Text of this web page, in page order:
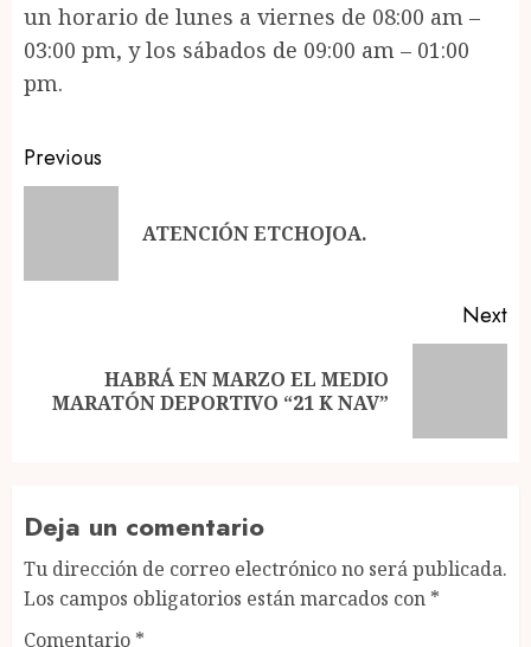
un horario de lunes a viernes de 08:00 am –
03:00 pm, y los sábados de 09:00 am – 01:00
pm.
Post
Previous
ATENCIÓN ETCHOJOA.
Next
post:
HABRÁ EN MARZO EL MEDIO
MARATÓN DEPORTIVO “21 K NAV”
Deja un comentario
Tu dirección de correo electrónico no será publicada.
Los campos obligatorios están marcados con *
Comentario *